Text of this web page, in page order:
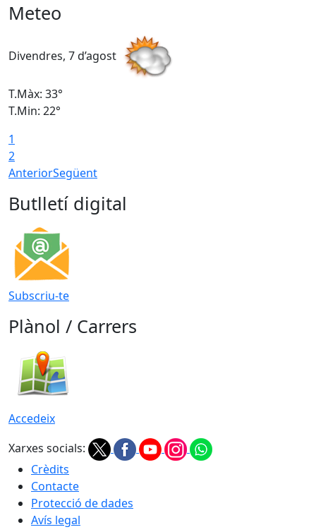
Meteo
Divendres, 7 d’agost
T.Màx: 33°
T.Min: 22°
1
2
AnteriorSegüent
Butlletí digital
Subscriu-te
Plànol / Carrers
Accedeix
Xarxes socials:
Crèdits
Contacte
Protecció de dades
Avís legal